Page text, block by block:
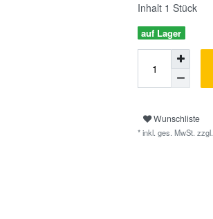
Inhalt 1 Stück
auf Lager
Wunschliste
* inkl. ges. MwSt. zzgl.